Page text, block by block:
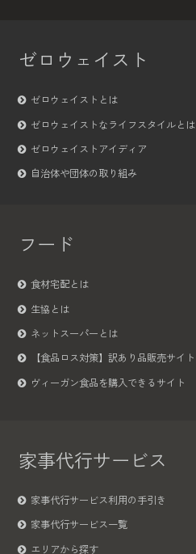
ゼロウェイスト
ゼロウェイストとは
ゼロウェイストなライフスタイルとは
ゼロウェイストアイディア
自治体や団体の取り組み
フード
食材宅配とは
生協とは
ネットスーパーとは
【食品ロス対策】訳あり品販売サイト
ヴィーガン食品を購入できるサイト
家事代行サービス
家事代行サービス利用の手引き
家事代行サービス一覧
エリアから探す